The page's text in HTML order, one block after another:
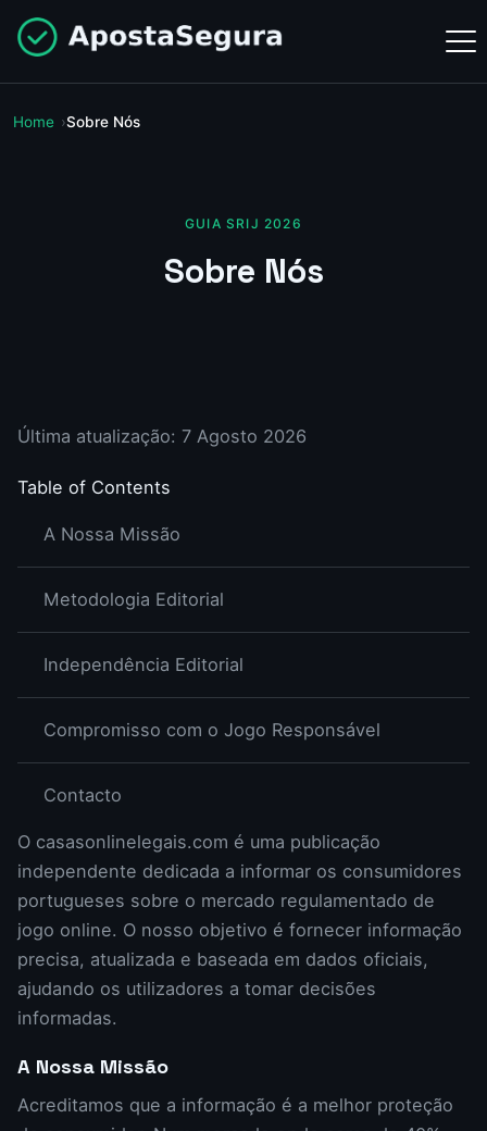
Home Sobre Nós
GUIA SRIJ 2026
Sobre Nós
Última atualização: 7 Agosto 2026
Table of Contents
A Nossa Missão
Metodologia Editorial
Independência Editorial
Compromisso com o Jogo Responsável
Contacto
O casasonlinelegais.com é uma publicação
independente dedicada a informar os consumidores
portugueses sobre o mercado regulamentado de
jogo online. O nosso objetivo é fornecer informação
precisa, atualizada e baseada em dados oficiais,
ajudando os utilizadores a tomar decisões
informadas.
A Nossa Missão
Acreditamos que a informação é a melhor proteção